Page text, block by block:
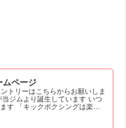
ムページ
トリーはこちらからお願いしま
ジムより誕生しています いつ
す 「キックボクシングは楽し